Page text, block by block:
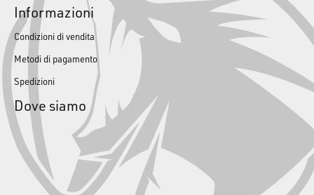
Informazioni
Condizioni di vendita
Metodi di pagamento
Spedizioni
Dove siamo